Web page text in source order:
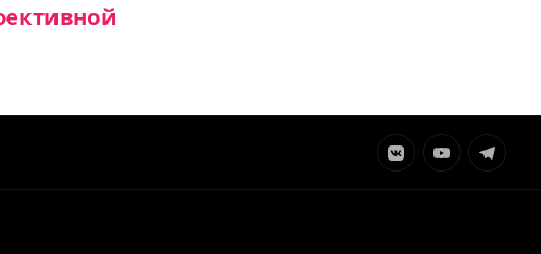
ЭлементЭлементЭлемент